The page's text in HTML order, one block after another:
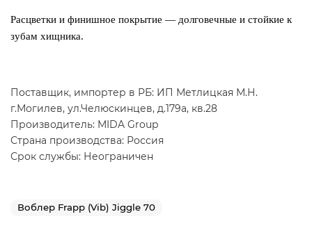
Расцветки и финишное покрытие — долговечные и стойкие к
зубам хищника.
Поставщик, импортер в РБ: ИП Метлицкая М.Н.
г.Могилев, ул.Челюскинцев, д.179а, кв.28
Производитель: MIDA Group
Страна производства: Россия
Срок службы: Неограничен
Воблер Frapp (Vib) Jiggle 70